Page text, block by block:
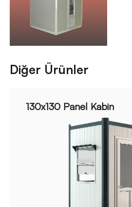
Diğer Ürünler
130x130 Panel Kabin